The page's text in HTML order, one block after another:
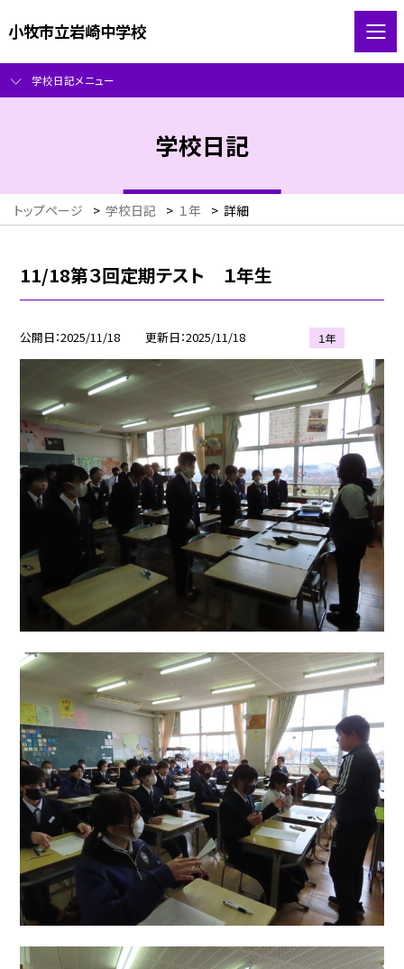
小牧市立岩崎中学校
学校日記メニュー
学校日記
トップページ > 学校日記 > １年 > 詳細
11/18第３回定期テスト １年生
公開日 2025/11/18 更新日 2025/11/18 １年